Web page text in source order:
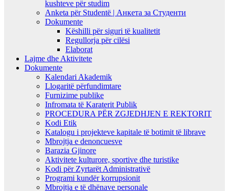
kushteve për studim
Anketa për Studentë | Анкета за Студенти
Dokumente
Këshilli për siguri të kualitetit
Regullorja për cilësi
Elaborat
Lajme dhe Aktivitete
Dokumente
Kalendari Akademik
Llogaritë përfundimtare
Furnizime publike
Infromata të Karaterit Publik
PROCEDURA PËR ZGJEDHJEN E REKTORIT
Kodi Etik
Katalogu i projekteve kapitale të botimit të librave
Mbrojtja e denoncuesve
Barazia Gjinore
Aktivitete kulturore, sportive dhe turistike
Kodi për Zyrtarët Administrativë
Programi kundër korrupsionit
Mbrojtja e të dhënave personale